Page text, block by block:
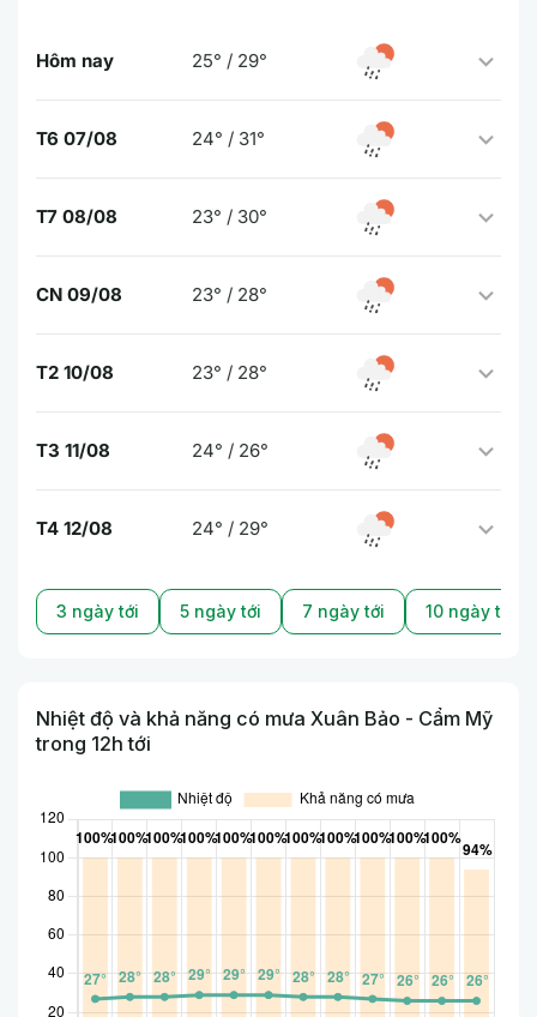
Hôm nay 25° / 29°
T6 07/08 24° / 31°
T7 08/08 23° / 30°
CN 09/08 23° / 28°
T2 10/08 23° / 28°
T3 11/08 24° / 26°
T4 12/08 24° / 29°
3 ngày tới 5 ngày tới 7 ngày tới 10 ngày tới
Nhiệt độ và khả năng có mưa Xuân Bảo - Cẩm Mỹ
trong 12h tới